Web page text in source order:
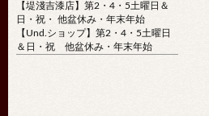
【堤淺吉漆店】第2・4・5土曜日＆
日・祝・ 他盆休み・年末年始
【Und.ショップ】第2・4・5土曜日
＆日・祝 他盆休み・年末年始